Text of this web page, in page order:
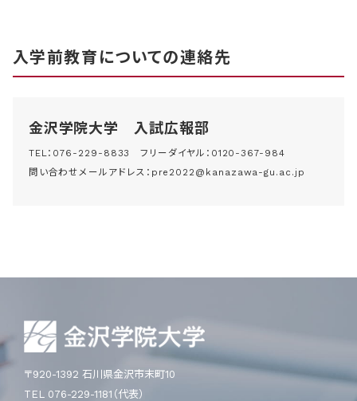
入学前教育についての連絡先
金沢学院大学 入試広報部
TEL： 076-229-8833 フリーダイヤル： 0120-367-984
問い合わせメールアドレス： pre2022@kanazawa-gu.ac.jp
〒920-1392 石川県金沢市末町10
TEL 076-229-1181（代表）